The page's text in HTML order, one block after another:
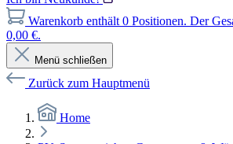
Warenkorb enthält 0 Positionen. Der
0,00 €.
Menü schließen
Zurück zum Hauptmenü
Home